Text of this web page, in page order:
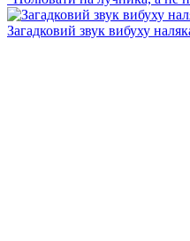
Загадковий звук вибуху